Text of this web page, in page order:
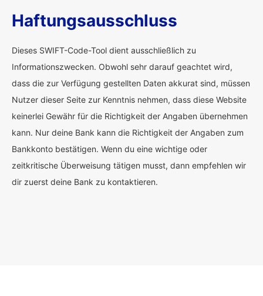
Haftungsausschluss
Dieses SWIFT-Code-Tool dient ausschließlich zu
Informationszwecken. Obwohl sehr darauf geachtet wird,
dass die zur Verfügung gestellten Daten akkurat sind, müssen
Nutzer dieser Seite zur Kenntnis nehmen, dass diese Website
keinerlei Gewähr für die Richtigkeit der Angaben übernehmen
kann. Nur deine Bank kann die Richtigkeit der Angaben zum
Bankkonto bestätigen. Wenn du eine wichtige oder
zeitkritische Überweisung tätigen musst, dann empfehlen wir
dir zuerst deine Bank zu kontaktieren.